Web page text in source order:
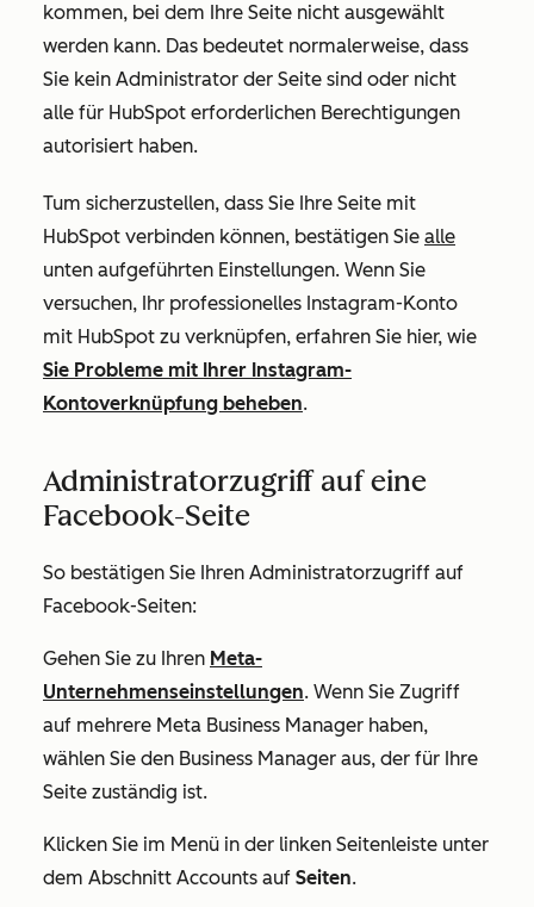
kommen, bei dem Ihre Seite nicht ausgewählt
werden kann. Das bedeutet normalerweise, dass
Sie kein Administrator der Seite sind oder nicht
alle für HubSpot erforderlichen Berechtigungen
autorisiert haben.
Tum sicherzustellen, dass Sie Ihre Seite mit
HubSpot verbinden können, bestätigen Sie alle
unten aufgeführten Einstellungen. Wenn Sie
versuchen, Ihr professionelles Instagram-Konto
mit HubSpot zu verknüpfen, erfahren Sie hier, wie
Sie Probleme mit Ihrer Instagram-
Kontoverknüpfung beheben.
Administratorzugriff auf eine
Facebook-Seite
So bestätigen Sie Ihren Administratorzugriff auf
Facebook-Seiten:
Gehen Sie zu Ihren Meta-
Unternehmenseinstellungen. Wenn Sie Zugriff
auf mehrere Meta Business Manager haben,
wählen Sie den Business Manager aus, der für Ihre
Seite zuständig ist.
Klicken Sie im Menü in der linken Seitenleiste unter
dem Abschnitt Accounts auf Seiten.